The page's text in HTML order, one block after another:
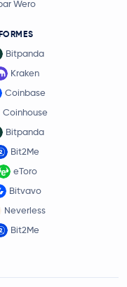
Wero
Bitpanda
Kraken
Coinbase
Coinhouse
Bitpanda
Bit2Me
eToro
Bitvavo
Neverless
Bit2Me